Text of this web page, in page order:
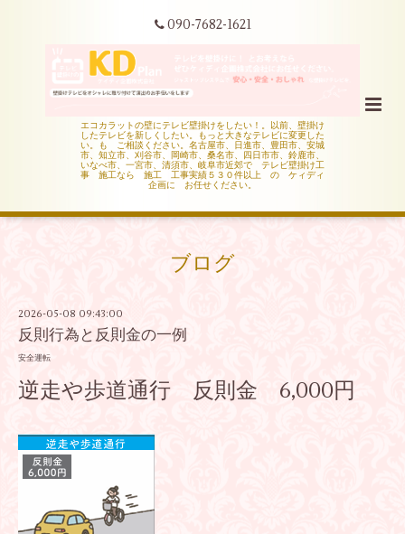
090-7682-1621
エコカラットの壁にテレビ壁掛けをしたい！。以前、壁掛け
したテレビを新しくしたい。もっと大きなテレビに変更した
い。も ご相談ください。名古屋市、日進市、豊田市、安城
市、知立市、刈谷市、岡崎市、桑名市、四日市市、鈴鹿市、
いなべ市、一宮市、清須市、岐阜市近郊で テレビ壁掛け工
事 施工なら 施工 工事実績５３０件以上 の ケィディ
企画に お任せください。
ブログ
2026-05-08 09:43:00
反則行為と反則金の一例
安全運転
逆走や歩道通行 反則金 6,000円